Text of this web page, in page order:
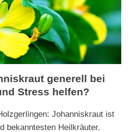
generell bei
Stress helfen?
Johanniskraut ist
bekanntesten Heilkräuter.